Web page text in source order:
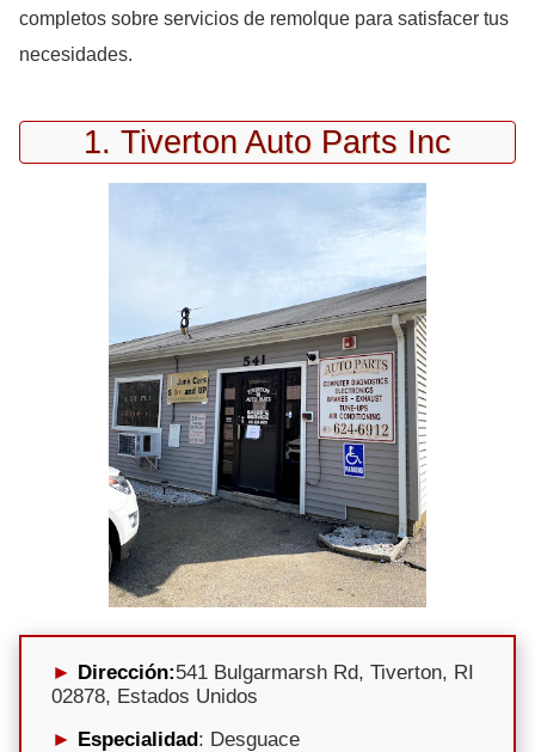
completos sobre servicios de remolque para satisfacer tus
necesidades.
1. Tiverton Auto Parts Inc
Dirección:541 Bulgarmarsh Rd, Tiverton, RI
02878, Estados Unidos
Especialidad: Desguace